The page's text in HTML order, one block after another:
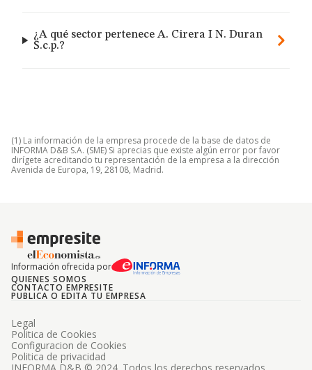
¿A qué sector pertenece A. Cirera I N. Duran
S.c.p.?
(1) La información de la empresa procede de la base de datos de
INFORMA D&B S.A. (SME) Si aprecias que existe algún error por favor
dirígete acreditando tu representación de la empresa a la dirección
Avenida de Europa, 19, 28108, Madrid.
Información ofrecida por
QUIENES SOMOS
CONTACTO EMPRESITE
PUBLICA O EDITA TU EMPRESA
Legal
Politica de Cookies
Configuracion de Cookies
Politica de privacidad